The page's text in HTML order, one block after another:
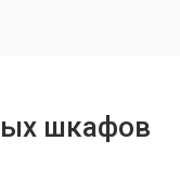
шкафов